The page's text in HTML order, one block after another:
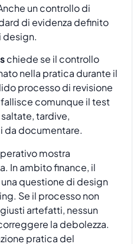
un controllo di
di evidenza definito
design.
chiede se il controllo
nella pratica durante il
processo di revisione
comunque il test
tardive,
da documentare.
mostra
In ambito finance, il
questione di design
Se il processo non
artefatti, nessun
la debolezza.
pratica del